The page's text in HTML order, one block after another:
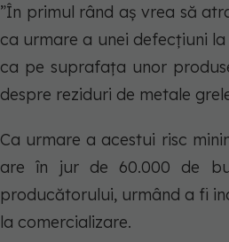
”În primul rând aș vrea să
ca urmare a unei defecțiuni
ca pe suprafața unor
despre reziduri de metale
Ca urmare a acestui risc
are în jur de 60.000 de
producătorului, urmând a fi
la comercializare.